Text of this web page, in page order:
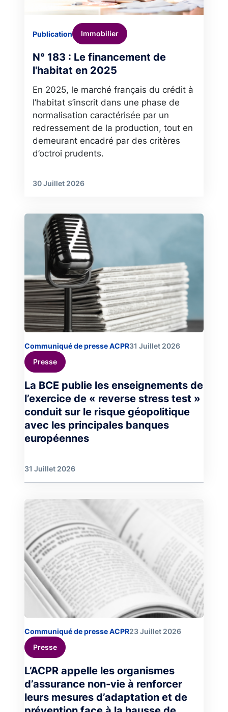
N° 183 : Le financement de
l'habitat en 2025
Publication Immobilier
En 2025, le marché français du crédit à
l’habitat s’inscrit dans une phase de
normalisation caractérisée par un
redressement de la production, tout en
demeurant encadré par des critères
d’octroi prudents.
30 Juillet 2026
Image
Communiqué de presse ACPR31 Juillet 2026
Presse
La BCE publie les enseignements de
l’exercice de « reverse stress test »
conduit sur le risque géopolitique
avec les principales banques
européennes
31 Juillet 2026
Image
Communiqué de presse ACPR23 Juillet 2026
Presse
L’ACPR appelle les organismes
d’assurance non-vie à renforcer
leurs mesures d’adaptation et de